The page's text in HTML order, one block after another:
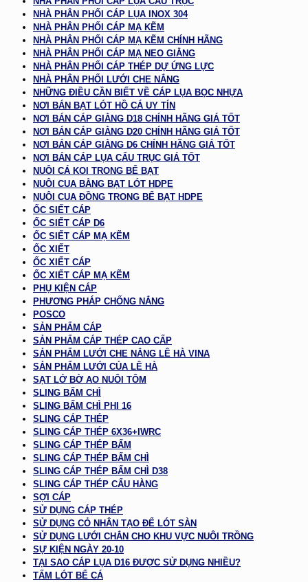
NHÀ PHÂN PHỐI CÁP LỤA INOX 304
NHÀ PHÂN PHỐI CÁP MẠ KẼM
NHÀ PHÂN PHỐI CÁP MẠ KẼM CHÍNH HÃNG
NHÀ PHÂN PHỐI CÁP MẠ NEO GIẰNG
NHÀ PHÂN PHỐI CÁP THÉP DỰ ỨNG LỰC
NHÀ PHÂN PHỐI LƯỚI CHE NẮNG
NHỮNG ĐIỀU CẦN BIẾT VỀ CÁP LỤA BỌC NHỰA
NƠI BÁN BẠT LÓT HỒ CÁ UY TÍN
NƠI BÁN CÁP GIẰNG D18 CHÍNH HÃNG GIÁ TỐT
NƠI BÁN CÁP GIẰNG D20 CHÍNH HÃNG GIÁ TỐT
NƠI BÁN CÁP GIẰNG D6 CHÍNH HÃNG GIÁ TỐT
NƠI BÁN CÁP LỤA CẨU TRỤC GIÁ TỐT
NUÔI CÁ KOI TRONG BỂ BẠT
NUÔI CUA BẰNG BẠT LÓT HDPE
NUÔI CUA ĐỒNG TRONG BỂ BẠT HDPE
ỐC SIẾT CÁP
ỐC SIẾT CÁP D6
ỐC SIẾT CÁP MẠ KẼM
ỐC XIẾT
ỐC XIẾT CÁP
ỐC XIẾT CÁP MẠ KẼM
PHỤ KIỆN CÁP
PHƯƠNG PHÁP CHỐNG NẮNG
POSCO
SẢN PHẨM CÁP
SẢN PHẨM CÁP THÉP CAO CẤP
SẢN PHẨM LƯỚI CHE NẮNG LÊ HÀ VINA
SẢN PHẨM LƯỚI CỦA LÊ HÀ
SẠT LỞ BỜ AO NUÔI TÔM
SLING BẤM CHÌ
SLING BẤM CHÌ PHI 16
SLING CÁP THÉP
SLING CÁP THÉP 6X36+IWRC
SLING CÁP THÉP BẤM
SLING CÁP THÉP BẤM CHÌ
SLING CÁP THÉP BẤM CHÌ D38
SLING CÁP THÉP CẨU HÀNG
SỢI CÁP
SỬ DỤNG CÁP THÉP
SỬ DỤNG CỎ NHÂN TẠO ĐỂ LÓT SÀN
SỬ DỤNG LƯỚI CHẮN CHO KHU VỰC NUÔI TRỒNG
SỰ KIỆN NGÀY 20-10
TẠI SAO CÁP LỤA D16 ĐƯỢC SỬ DỤNG NHIỀU?
TẤM LÓT BỂ CÁ